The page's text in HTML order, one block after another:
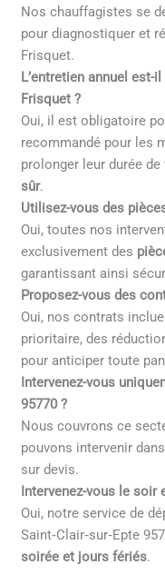
Nos chauffagistes se
pour diagnostiquer et
Frisquet.
L’entretien annuel
Frisquet ?
Oui, il est obligatoire
recommandé pour les
prolonger leur durée
sûr.
Utilisez-vous des
Oui, toutes nos
exclusivement des
garantissant ainsi
Proposez-vous des
Oui, nos contrats
prioritaire, des
pour anticiper toute
Intervenez-vous
95770 ?
Nous couvrons ce
pouvons intervenir
sur devis.
Intervenez-vous le soir
Oui, notre service de
Saint‑Clair‑sur‑Epte
soirée et jours fériés.